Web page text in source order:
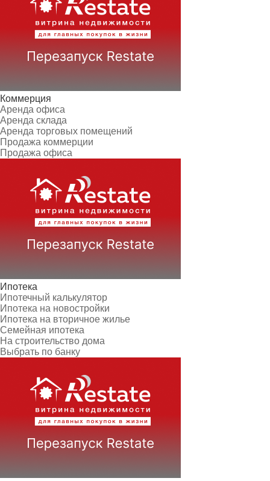
Коммерция
Аренда офиса
Аренда склада
Аренда торговых помещений
Продажа коммерции
Продажа офиса
Ипотека
Ипотечный калькулятор
Ипотека на новостройки
Ипотека на вторичное жилье
Семейная ипотека
На строительство дома
Выбрать по банку